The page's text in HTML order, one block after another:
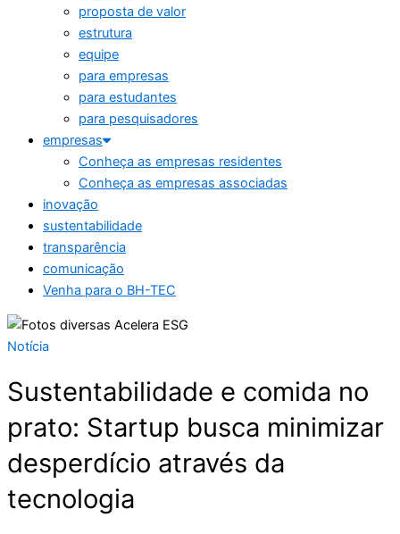
proposta de valor
estrutura
equipe
para empresas
para estudantes
para pesquisadores
empresas
Conheça as empresas residentes
Conheça as empresas associadas
inovação
sustentabilidade
transparência
comunicação
Venha para o BH-TEC
Notícia
Sustentabilidade e comida no
prato: Startup busca minimizar
desperdício através da
tecnologia